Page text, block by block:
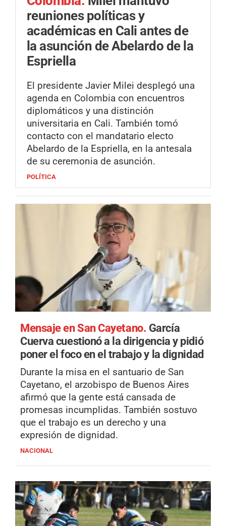
reuniones políticas y
académicas en Cali antes de
la asunción de Abelardo de la
Espriella
El presidente Javier Milei desplegó una
agenda en Colombia con encuentros
diplomáticos y una distinción
universitaria en Cali. También tomó
contacto con el mandatario electo
Abelardo de la Espriella, en la antesala
de su ceremonia de asunción.
POLÍTICA
Mensaje en San Cayetano. García
Cuerva cuestionó a la dirigencia y pidió
poner el foco en el trabajo y la dignidad
Durante la misa en el santuario de San
Cayetano, el arzobispo de Buenos Aires
afirmó que la gente está cansada de
promesas incumplidas. También sostuvo
que el trabajo es un derecho y una
expresión de dignidad.
NACIONAL